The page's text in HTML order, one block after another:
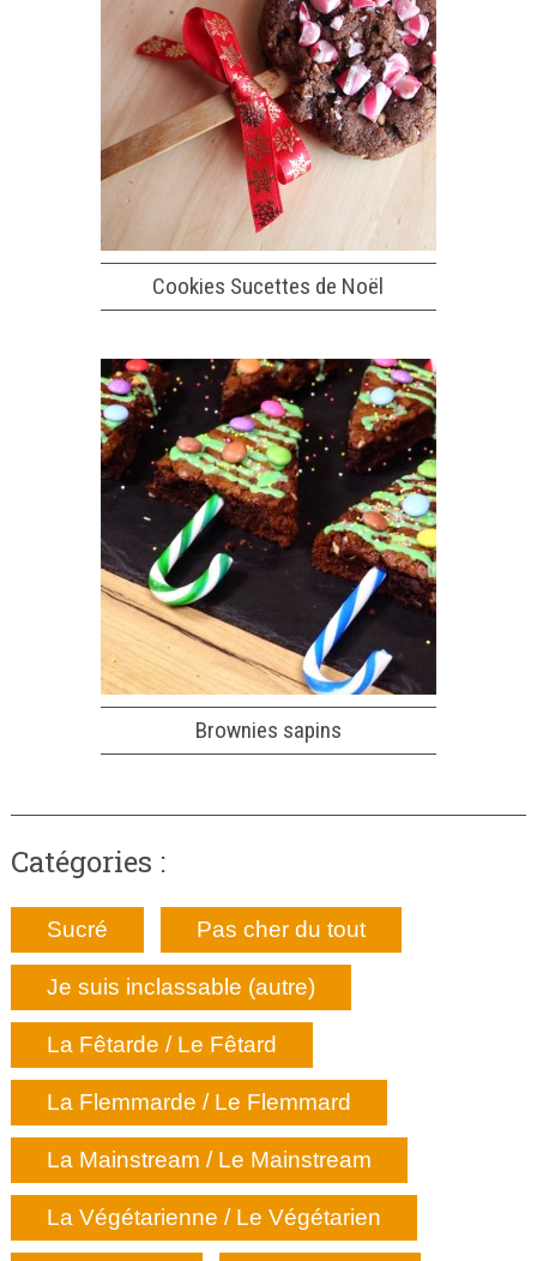
Cookies Sucettes de Noël
Brownies sapins
Catégories :
Sucré Pas cher du tout
Je suis inclassable (autre)
La Fêtarde / Le Fêtard
La Flemmarde / Le Flemmard
La Mainstream / Le Mainstream
La Végétarienne / Le Végétarien